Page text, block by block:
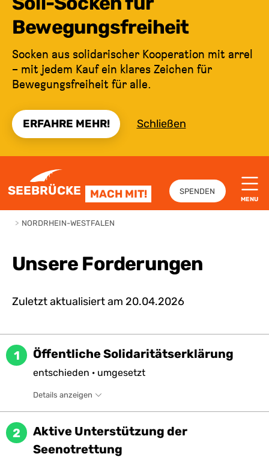
Bewegungsfreiheit
Socken aus solidarischer Kooperation mit arrel
– mit jedem Kauf ein klares Zeichen für
Bewegungsfreiheit für alle.
ERFAHRE MEHR! Schließen
SEEBRÜCKE MACH MIT! SPENDEN
MENU
> NORDRHEIN-WESTFALEN
Unsere Forderungen
Zuletzt aktualisiert am 20.04.2026
1 Öffentliche Solidaritätserklärung
entschieden · umgesetzt
Details anzeigen
2
Aktive Unterstützung der
Seenotrettung